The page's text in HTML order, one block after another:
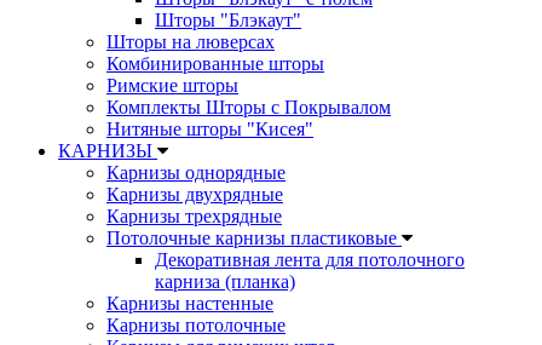
Шторы "Блэкаут"
Шторы на люверсах
Комбинированные шторы
Римские шторы
Комплекты Шторы c Покрывалом
Нитяные шторы "Кисея"
КАРНИЗЫ
Карнизы однорядные
Карнизы двухрядные
Карнизы трехрядные
Потолочные карнизы пластиковые
Декоративная лента для потолочного
карниза (планка)
Карнизы настенные
Карнизы потолочные